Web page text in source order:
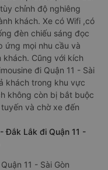
chỉnh độ nghiêng
khách. Xe có Wifi ,có
đèn chiếu sáng đọc
ứng mọi nhu cầu và
khách. Cũng với kích
đi Quận 11 - Sài
khách trong khu vực
không còn bị bắt buộc
và chờ xe đến
Đắk Lắk đi Quận 11 -
11 - Sài Gòn